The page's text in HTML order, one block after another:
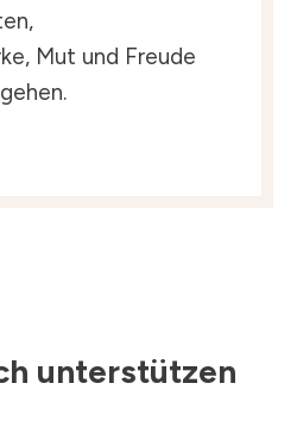
Mut und Freude
unterstützen